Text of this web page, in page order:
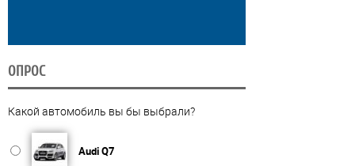
ОПРОС
Какой автомобиль вы бы выбрали?
Audi Q7